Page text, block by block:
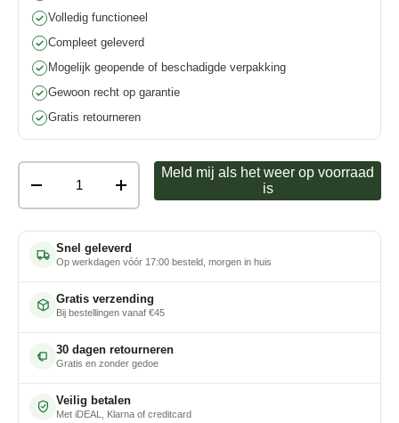
Volledig functioneel
Compleet geleverd
Mogelijk geopende of beschadigde verpakking
Gewoon recht op garantie
Gratis retourneren
+
Meld mij als het weer op voorraad
is
Snel geleverd
Op werkdagen vóór 17:00 besteld, morgen in huis
Gratis verzending
Bij bestellingen vanaf €45
30 dagen retourneren
Gratis en zonder gedoe
Veilig betalen
Met iDEAL, Klarna of creditcard